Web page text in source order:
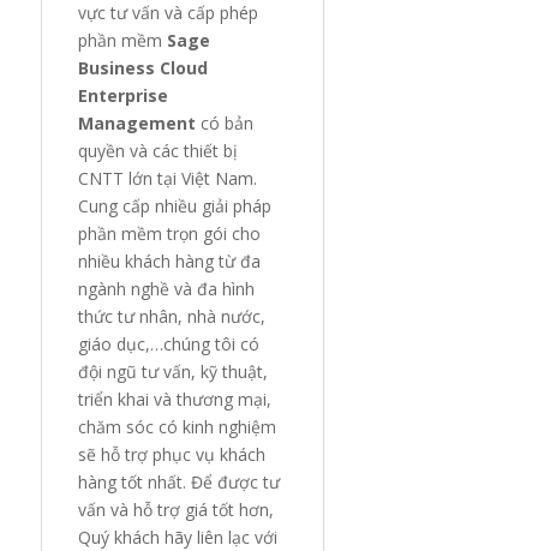
vực tư vấn và cấp phép
phần mềm Sage
Business Cloud
Enterprise
Management có bản
quyền và các thiết bị
CNTT lớn tại Việt Nam.
Cung cấp nhiều giải pháp
phần mềm trọn gói cho
nhiều khách hàng từ đa
ngành nghề và đa hình
thức tư nhân, nhà nước,
giáo dục,…chúng tôi có
đội ngũ tư vấn, kỹ thuật,
triển khai và thương mại,
chăm sóc có kinh nghiệm
sẽ hỗ trợ phục vụ khách
hàng tốt nhất. Để được tư
vấn và hỗ trợ giá tốt hơn,
Quý khách hãy liên lạc với